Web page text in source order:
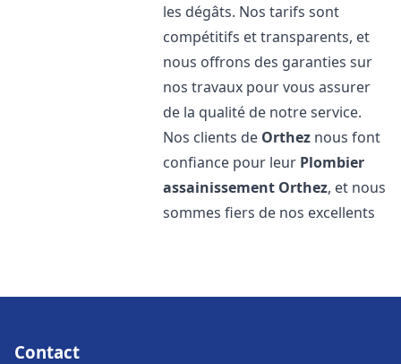
les dégâts. Nos tarifs sont
compétitifs et transparents, et
nous offrons des garanties sur
nos travaux pour vous assurer
de la qualité de notre service.
Nos clients de Orthez nous font
confiance pour leur Plombier
assainissement Orthez, et nous
sommes fiers de nos excellents
Contact